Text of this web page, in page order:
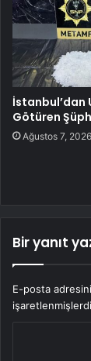
İstanbul’dan
Götüren
Ağustos 7, 2026
Bir yanıt
E-posta